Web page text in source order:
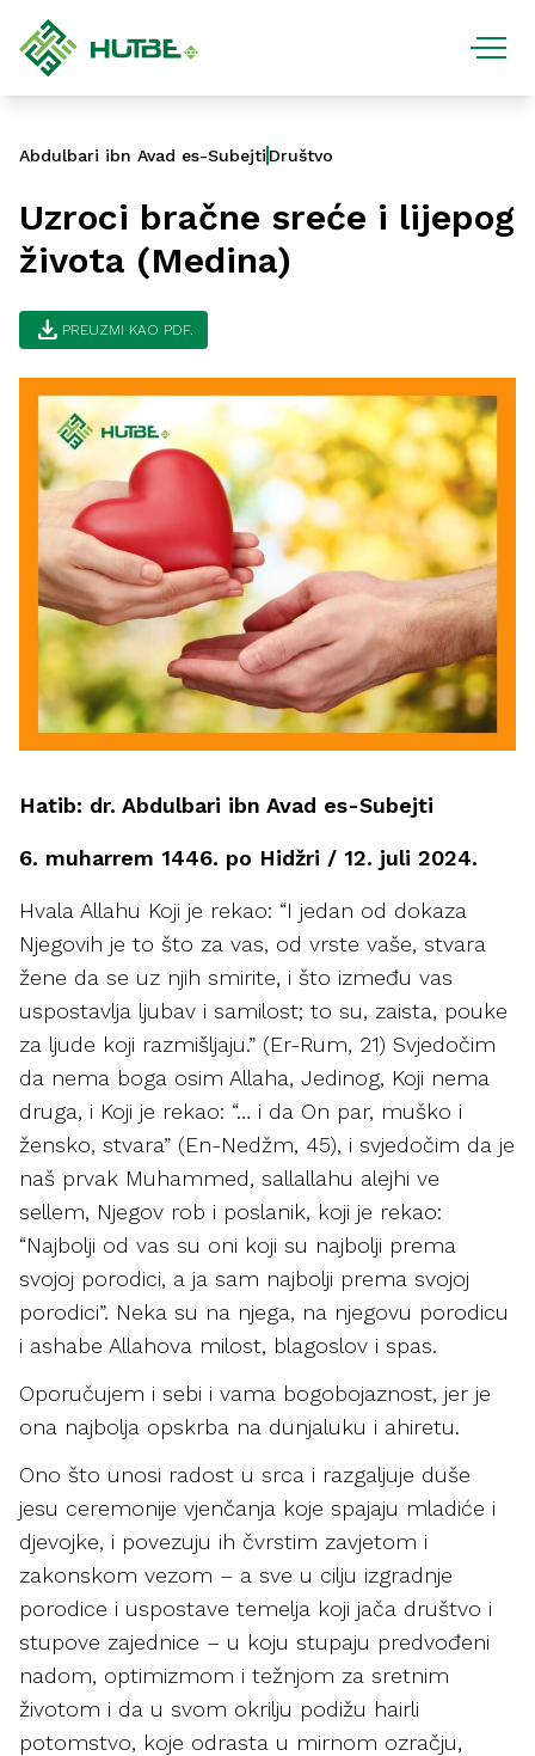
Abdulbari ibn Avad es-Subejti Društvo
Uzroci bračne sreće i lijepog
života (Medina)
download PREUZMI KAO PDF.
Hatib: dr. Abdulbari ibn Avad es-Subejti
6. muharrem 1446. po Hidžri / 12. juli 2024.
Hvala Allahu Koji je rekao: “I jedan od dokaza
Njegovih je to što za vas, od vrste vaše, stvara
žene da se uz njih smirite, i što između vas
uspostavlja ljubav i samilost; to su, zaista, pouke
za ljude koji razmišljaju.” (Er-Rum, 21) Svjedočim
da nema boga osim Allaha, Jedinog, Koji nema
druga, i Koji je rekao: “… i da On par, muško i
žensko, stvara” (En-Nedžm, 45), i svjedočim da je
naš prvak Muhammed, sallallahu alejhi ve
sellem, Njegov rob i poslanik, koji je rekao:
“Najbolji od vas su oni koji su najbolji prema
svojoj porodici, a ja sam najbolji prema svojoj
porodici”. Neka su na njega, na njegovu porodicu
i ashabe Allahova milost, blagoslov i spas.
Oporučujem i sebi i vama bogobojaznost, jer je
ona najbolja opskrba na dunjaluku i ahiretu.
Ono što unosi radost u srca i razgaljuje duše
jesu ceremonije vjenčanja koje spajaju mladiće i
djevojke, i povezuju ih čvrstim zavjetom i
zakonskom vezom – a sve u cilju izgradnje
porodice i uspostave temelja koji jača društvo i
stupove zajednice – u koju stupaju predvođeni
nadom, optimizmom i težnjom za sretnim
životom i da u svom okrilju podižu hairli
potomstvo, koje odrasta u mirnom ozračju,